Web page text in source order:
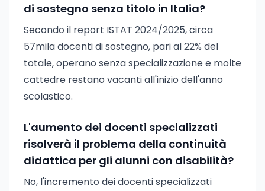
di sostegno senza titolo in Italia?
Secondo il report ISTAT 2024/2025, circa
57mila docenti di sostegno, pari al 22% del
totale, operano senza specializzazione e molte
cattedre restano vacanti all'inizio dell'anno
scolastico.
L'aumento dei docenti specializzati
risolverà il problema della continuità
didattica per gli alunni con disabilità?
No, l'incremento dei docenti specializzati